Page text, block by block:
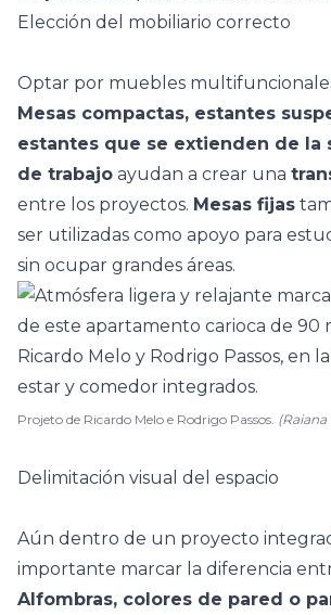
Elección del mobiliario correcto
Optar por muebles
Mesas compactas, estantes
estantes que se extienden de la
de trabajo ayudan a crear una
entre los proyectos. Mesas fijas
ser utilizadas como apoyo para
sin ocupar grandes áreas.
Projeto de Ricardo Melo e Rodrigo Passos.
Delimitación visual del espacio
Aún dentro de un proyecto
importante marcar la diferencia
Alfombras, colores de pared o